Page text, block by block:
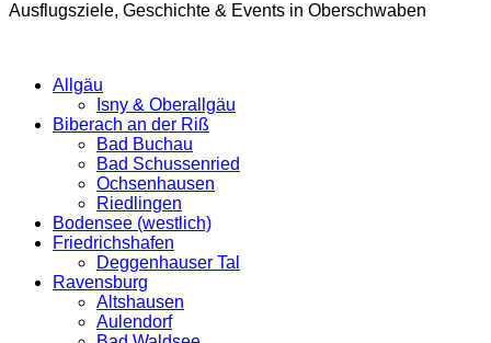
Ausflugsziele, Geschichte & Events in Oberschwaben
Allgäu
Isny & Oberallgäu
Biberach an der Riß
Bad Buchau
Bad Schussenried
Ochsenhausen
Riedlingen
Bodensee (westlich)
Friedrichshafen
Deggenhauser Tal
Ravensburg
Altshausen
Aulendorf